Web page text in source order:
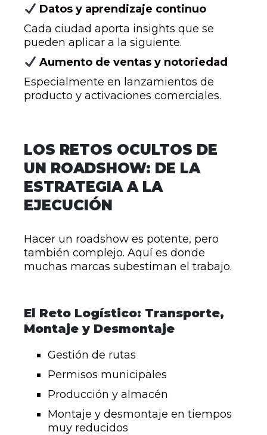
Datos y aprendizaje continuo
Cada ciudad aporta insights que se
pueden aplicar a la siguiente.
Aumento de ventas y notoriedad
Especialmente en lanzamientos de
producto y activaciones comerciales.
LOS RETOS OCULTOS DE
UN ROADSHOW: DE LA
ESTRATEGIA A LA
EJECUCIÓN
Hacer un roadshow es potente, pero
también complejo. Aquí es donde
muchas marcas subestiman el trabajo.
El Reto Logístico: Transporte,
Montaje y Desmontaje
Gestión de rutas
Permisos municipales
Producción y almacén
Montaje y desmontaje en tiempos
muy reducidos